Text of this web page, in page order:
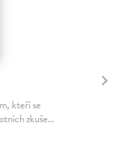
kteří se
zkuše...